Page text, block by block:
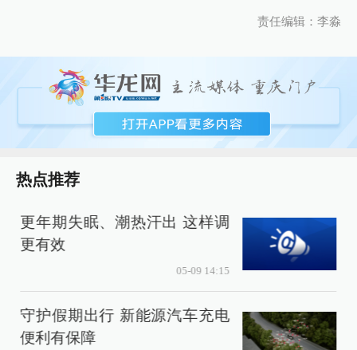
责任编辑：李淼
热点推荐
更年期失眠、潮热汗出 这样调
更有效
05-09 14:15
守护假期出行 新能源汽车充电
便利有保障